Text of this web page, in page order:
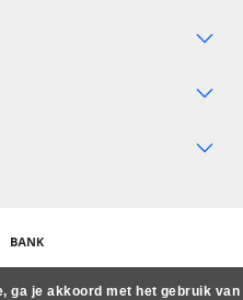
ga je akkoord met het gebruik van